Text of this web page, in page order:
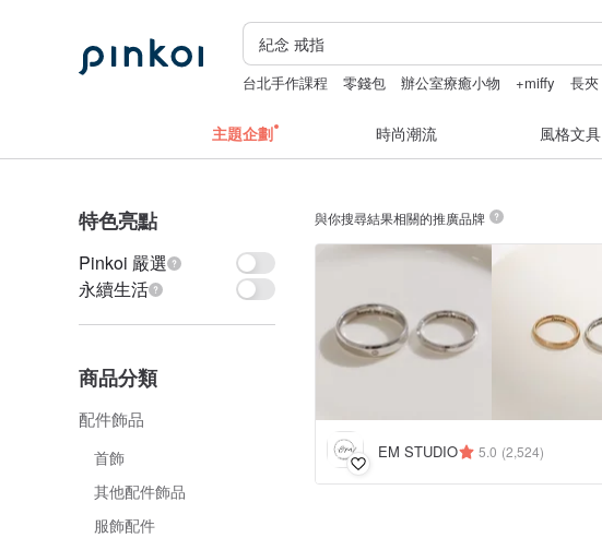
台北手作課程 零錢包 辦公室療癒小物 +miffy 長夾
主題企劃 時尚潮流 風格文具
特色亮點
Pinkoi 嚴選
永續生活
商品分類
配件飾品
首飾
其他配件飾品
服飾配件
與你搜尋結果相關的推廣品牌
EM STUDIO 5.0 (2,524)